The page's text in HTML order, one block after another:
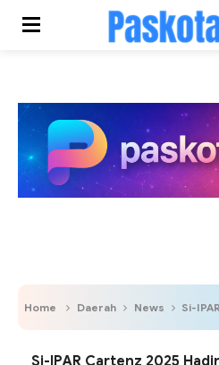
Home Daerah News Si-IPAR